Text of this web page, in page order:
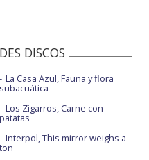
DISCOS
La Casa Azul, Fauna y flora
subacuática
Los Zigarros, Carne con
patatas
Interpol, This mirror weighs a
ton